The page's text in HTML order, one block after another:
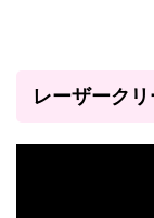
レーザーク